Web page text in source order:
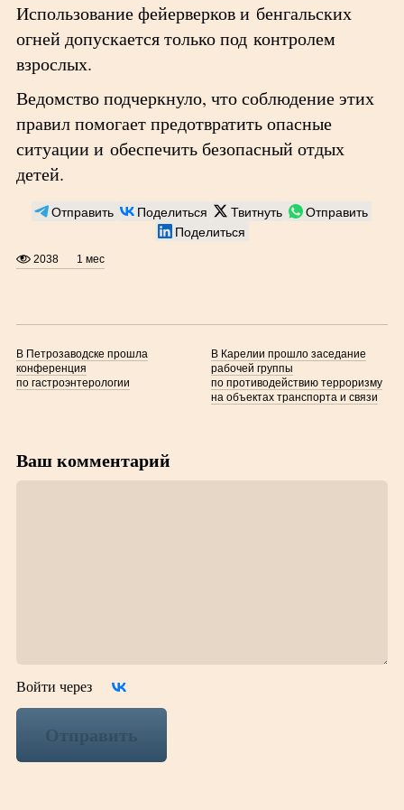
Использование фейерверков и бенгальских
огней допускается только под контролем
взрослых.
Ведомство подчеркнуло, что соблюдение этих
правил помогает предотвратить опасные
ситуации и обеспечить безопасный отдых
детей.
Отправить Поделиться Твитнуть
Отправить
Поделиться
2038 1 мес
В Петрозаводске прошла
конференция
по гастроэнтерологии
В Карелии прошло заседание
рабочей группы
по противодействию терроризму
на объектах транспорта и связи
Ваш комментарий
Войти через
Отправить